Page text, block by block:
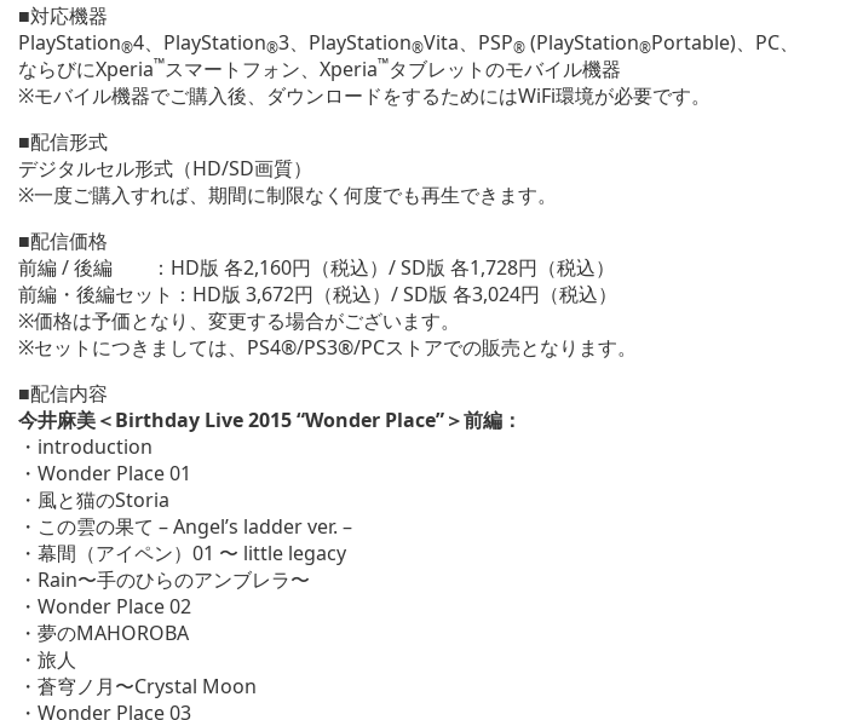
■対応機器
PlayStation®4、PlayStation®3、PlayStation®Vita、PSP® (PlayStation®Portable)、PC、
ならびにXperia™スマートフォン、Xperia™タブレットのモバイル機器
※モバイル機器でご購入後、ダウンロードをするためにはWiFi環境が必要です。
■配信形式
デジタルセル形式（HD/SD画質）
※一度ご購入すれば、期間に制限なく何度でも再生できます。
■配信価格
前編 / 後編 ：HD版 各2,160円（税込）/ SD版 各1,728円（税込）
前編・後編セット：HD版 3,672円（税込）/ SD版 各3,024円（税込）
※価格は予価となり、変更する場合がございます。
※セットにつきましては、PS4®/PS3®/PCストアでの販売となります。
■配信内容
今井麻美＜Birthday Live 2015 “Wonder Place”＞前編：
・introduction
・Wonder Place 01
・風と猫のStoria
・この雲の果て – Angel’s ladder ver. –
・幕間（アイペン）01 〜 little legacy
・Rain〜手のひらのアンブレラ〜
・Wonder Place 02
・夢のMAHOROBA
・旅人
・蒼穹ノ月〜Crystal Moon
・Wonder Place 03